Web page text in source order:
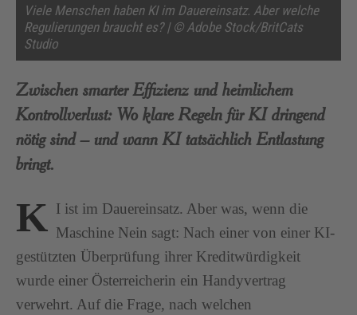
Viele Menschen haben KI im Dauereinsatz. Aber welche
Regulierungen braucht es? | © Adobe Stock/BritCats
Studio
Zwischen smarter Effizienz und heimlichem
Kontrollverlust: Wo klare Regeln für KI dringend
nötig sind – und wann KI tatsächlich Entlastung
bringt.
K I ist im Dauereinsatz. Aber was, wenn die
Maschine Nein sagt: Nach einer von einer KI-
gestützten Überprüfung ihrer Kreditwürdigkeit
wurde einer Österreicherin ein Handyvertrag
verwehrt. Auf die Frage, nach welchen